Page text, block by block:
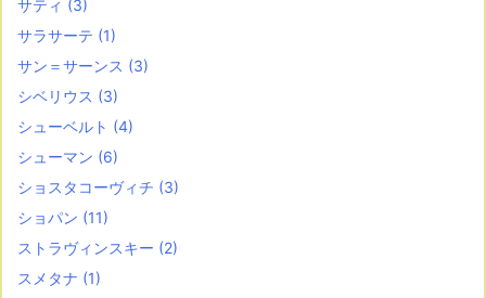
サティ (3)
サラサーテ (1)
サン＝サーンス (3)
シベリウス (3)
シューベルト (4)
シューマン (6)
ショスタコーヴィチ (3)
ショパン (11)
ストラヴィンスキー (2)
スメタナ (1)